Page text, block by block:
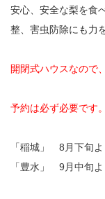
安心、安全な梨を食
整、害虫防除にも力
開閉式ハウスなので
予約は必ず必要です。
「稲城」 8月下旬よ
「豊水」 9月中旬よ